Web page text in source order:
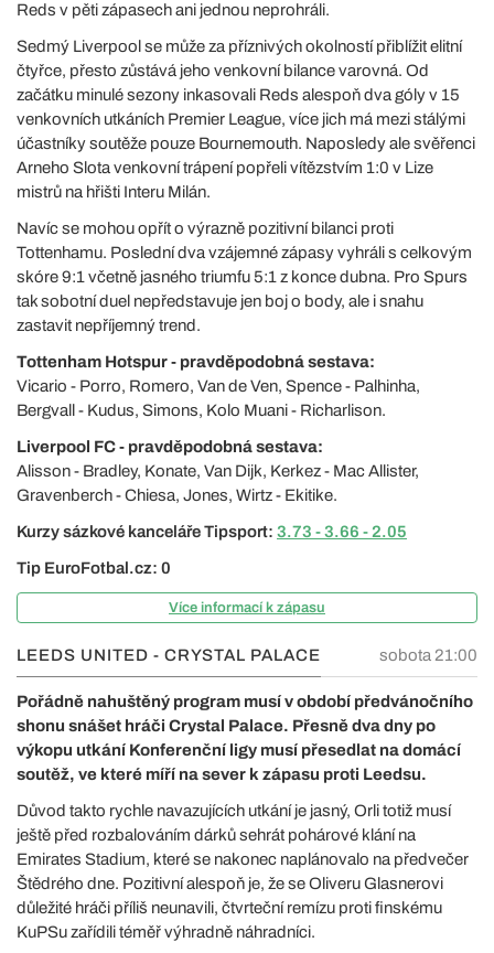
Reds v pěti zápasech ani jednou neprohráli.
Sedmý Liverpool se může za příznivých okolností přiblížit elitní
čtyřce, přesto zůstává jeho venkovní bilance varovná. Od
začátku minulé sezony inkasovali Reds alespoň dva góly v 15
venkovních utkáních Premier League, více jich má mezi stálými
účastníky soutěže pouze Bournemouth. Naposledy ale svěřenci
Arneho Slota venkovní trápení popřeli vítězstvím 1:0 v Lize
mistrů na hřišti Interu Milán.
Navíc se mohou opřít o výrazně pozitivní bilanci proti
Tottenhamu. Poslední dva vzájemné zápasy vyhráli s celkovým
skóre 9:1 včetně jasného triumfu 5:1 z konce dubna. Pro Spurs
tak sobotní duel nepředstavuje jen boj o body, ale i snahu
zastavit nepříjemný trend.
Tottenham Hotspur - pravděpodobná sestava:
Vicario - Porro, Romero, Van de Ven, Spence - Palhinha,
Bergvall - Kudus, Simons, Kolo Muani - Richarlison.
Liverpool FC - pravděpodobná sestava:
Alisson - Bradley, Konate, Van Dijk, Kerkez - Mac Allister,
Gravenberch - Chiesa, Jones, Wirtz - Ekitike.
Kurzy sázkové kanceláře Tipsport: 3.73 - 3.66 - 2.05
Tip EuroFotbal.cz: 0
Více informací k zápasu
LEEDS UNITED - CRYSTAL PALACE sobota 21:00
Pořádně nahuštěný program musí v období předvánočního
shonu snášet hráči Crystal Palace. Přesně dva dny po
výkopu utkání Konferenční ligy musí přesedlat na domácí
soutěž, ve které míří na sever k zápasu proti Leedsu.
Důvod takto rychle navazujících utkání je jasný, Orli totiž musí
ještě před rozbalováním dárků sehrát pohárové klání na
Emirates Stadium, které se nakonec naplánovalo na předvečer
Štědrého dne. Pozitivní alespoň je, že se Oliveru Glasnerovi
důležité hráči příliš neunavili, čtvrteční remízu proti finskému
KuPSu zařídili téměř výhradně náhradníci.